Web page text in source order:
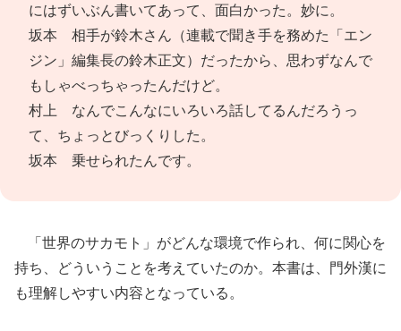
にはずいぶん書いてあって、面白かった。妙に。
坂本 相手が鈴木さん（連載で聞き手を務めた「エン
ジン」編集長の鈴木正文）だったから、思わずなんで
もしゃべっちゃったんだけど。
村上 なんでこんなにいろいろ話してるんだろうっ
て、ちょっとびっくりした。
坂本 乗せられたんです。
「世界のサカモト」がどんな環境で作られ、何に関心を
持ち、どういうことを考えていたのか。本書は、門外漢に
も理解しやすい内容となっている。